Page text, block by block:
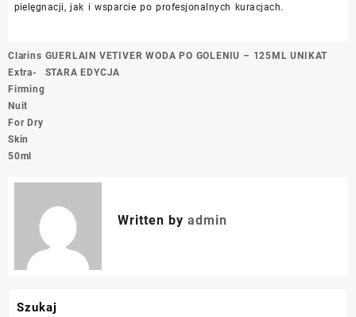
pielęgnacji, jak i wsparcie po profesjonalnych kuracjach.
Nawigacja
wpisu
Clarins
Extra-
Firming
Nuit
For Dry
Skin
50ml
GUERLAIN VETIVER WODA PO GOLENIU – 125ML UNIKAT
STARA EDYCJA
Written by admin
Szukaj